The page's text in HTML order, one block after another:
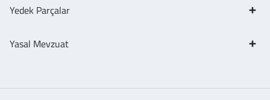
Yedek Parçalar
Yasal Mevzuat